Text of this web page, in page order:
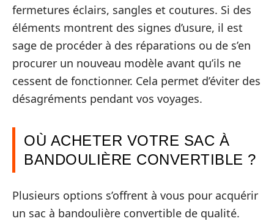
fermetures éclairs, sangles et coutures. Si des
éléments montrent des signes d’usure, il est
sage de procéder à des réparations ou de s’en
procurer un nouveau modèle avant qu’ils ne
cessent de fonctionner. Cela permet d’éviter des
désagréments pendant vos voyages.
OÙ ACHETER VOTRE SAC À
BANDOULIÈRE CONVERTIBLE ?
Plusieurs options s’offrent à vous pour acquérir
un sac à bandoulière convertible de qualité.